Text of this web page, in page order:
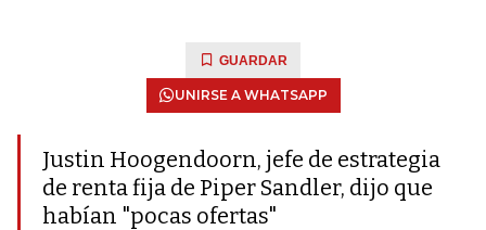
GUARDAR
UNIRSE A WHATSAPP
Justin Hoogendoorn, jefe de estrategia
de renta fija de Piper Sandler, dijo que
habían "pocas ofertas"